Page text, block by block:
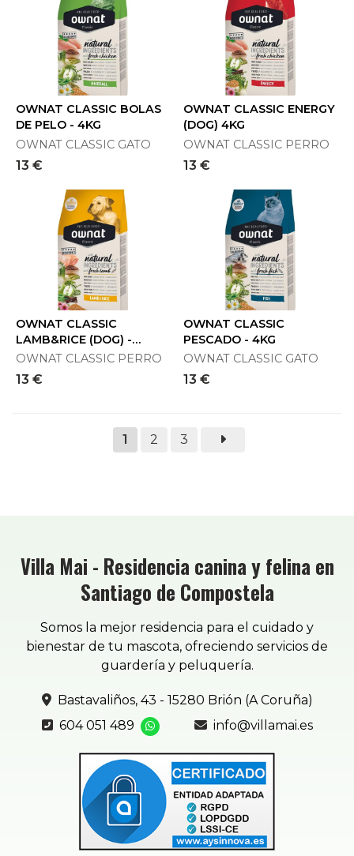
OWNAT CLASSIC BOLAS
DE PELO - 4KG
OWNAT CLASSIC GATO
13 €
OWNAT CLASSIC ENERGY
(DOG) 4KG
OWNAT CLASSIC PERRO
13 €
OWNAT CLASSIC
LAMB&RICE (DOG) -
CORDERO Y ARROZ 4KG
OWNAT CLASSIC PERRO
13 €
OWNAT CLASSIC
PESCADO - 4KG
OWNAT CLASSIC GATO
13 €
1 2 3
Villa Mai - Residencia canina y felina en
Santiago de Compostela
Somos la mejor residencia para el cuidado y
bienestar de tu mascota, ofreciendo servicios de
guardería y peluquería.
Bastavaliños, 43 - 15280 Brión (A Coruña)
604 051 489
info@villamai.es